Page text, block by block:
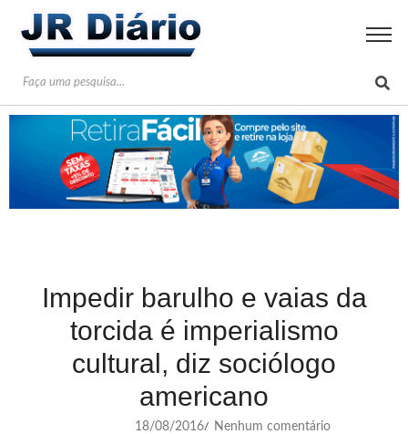
Impedir barulho e vaias da
torcida é imperialismo
cultural, diz sociólogo
americano
18/08/2016/ Nenhum comentário